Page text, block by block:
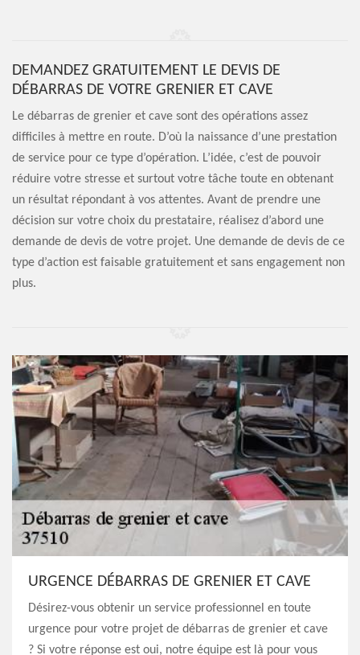
DEMANDEZ GRATUITEMENT LE DEVIS DE
DÉBARRAS DE VOTRE GRENIER ET CAVE
Le débarras de grenier et cave sont des opérations assez
difficiles à mettre en route. D’où la naissance d’une prestation
de service pour ce type d’opération. L’idée, c’est de pouvoir
réduire votre stresse et surtout votre tâche toute en obtenant
un résultat répondant à vos attentes. Avant de prendre une
décision sur votre choix du prestataire, réalisez d’abord une
demande de devis de votre projet. Une demande de devis de ce
type d’action est faisable gratuitement et sans engagement non
plus.
URGENCE DÉBARRAS DE GRENIER ET CAVE
Désirez-vous obtenir un service professionnel en toute
urgence pour votre projet de débarras de grenier et cave
? Si votre réponse est oui, notre équipe est là pour vous